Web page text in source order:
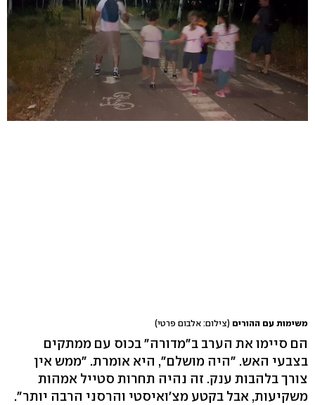
משימות עם ההורים (צילום: אלבום פרטי)
הם סיימו את הערב ב"מדורה" בכוס עם ממתקים
בצבעי האש. "היה מושלם", היא אומרת. "ממש אין
צורך בלהבות ענק. זה נהיה תחרות סטייל אמהות
משקיעות, אבל בקטע מצ'ואיסטי והרסני הרבה יותר".